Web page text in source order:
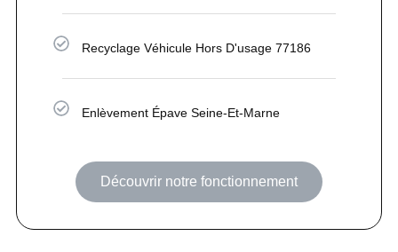
Recyclage Véhicule Hors D'usage 77186
Enlèvement Épave Seine-Et-Marne
Découvrir notre fonctionnement